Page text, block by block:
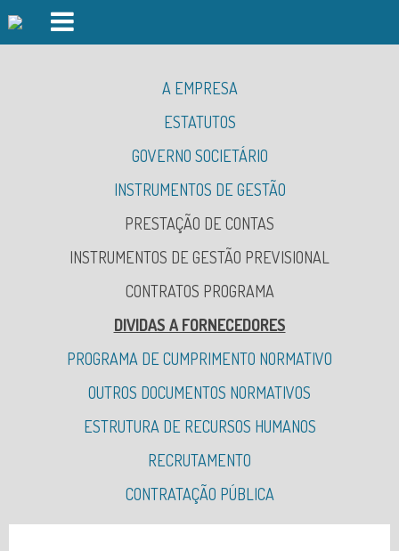
PISCINAS FORJÃES
DAY SPA
DESPORTO OUTDOOR
AUDITÓRIO
INSCRIÇÕES
EVENTOS
LOGIN
A EMPRESA
ESTATUTOS
GOVERNO SOCIETÁRIO
ORGÃOS SOCIAIS
INFORMAÇÃO SOCIETÁRIA
RELATÓRIO BOAS PRÁTICAS GOVERNO SOCIETÁRIO
INSTRUMENTOS DE GESTÃO
PRESTAÇÃO DE CONTAS
INSTRUMENTOS DE GESTÃO PREVISIONAL
CONTRATOS PROGRAMA
DIVIDAS A FORNECEDORES
PROGRAMA DE CUMPRIMENTO NORMATIVO
PREVENÇÃO DA CORRUPÇÃO
CÓDIGO DE ÉTICA E DE CONDUTA
OUTROS DOCUMENTOS NORMATIVOS
CÓDIGO DE CONDUTA RGPD
PLANO PARA A IGUALDADE DO GÉNERO
PREVENÇÃO E COMBATE AO ASSÉDIO NO LOCAL DE
TRABALHO
ESTRUTURA DE RECURSOS HUMANOS
NÚMERO DE TRABALHADORES
RECRUTAMENTO
CANDIDATURAS ESPONTÂNEAS
CANDIDATURAS A ESTÁGIOS
CONTRATAÇÃO PÚBLICA
AJUSTES DIRETOS